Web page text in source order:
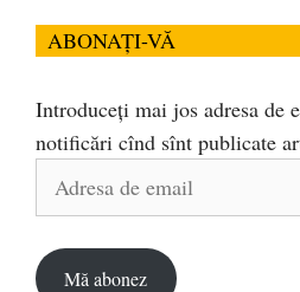
ABONAȚI-VĂ
Introduceți mai jos adresa de
notificări cînd sînt publicate
Adresa
Mă abonez